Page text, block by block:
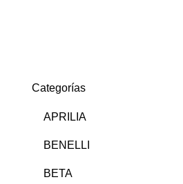
Categorías
APRILIA
BENELLI
BETA